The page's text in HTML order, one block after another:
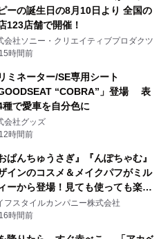
ーの誕生日の8月10日より 全国の
123店舗で開催！
会社ソニー・クリエイティブプロダクツ
時間前
ミネーター/SE専用シート
GOODSEAT “COBRA”」登場 表
種で愛車を自分色に
会社グッズ
時間前
おぱんちゅうさぎ』『んぽちゃむ』
インのコスメ＆メイクパフがミル
ーから登場！見ても使っても楽し
ポップでキュートなコレクショ
フスタイルカンパニー株式会社
時間前